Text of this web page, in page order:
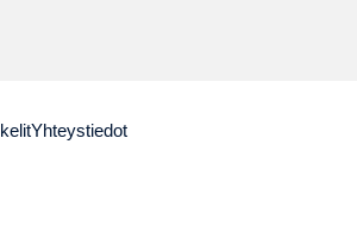
Yhteystiedot